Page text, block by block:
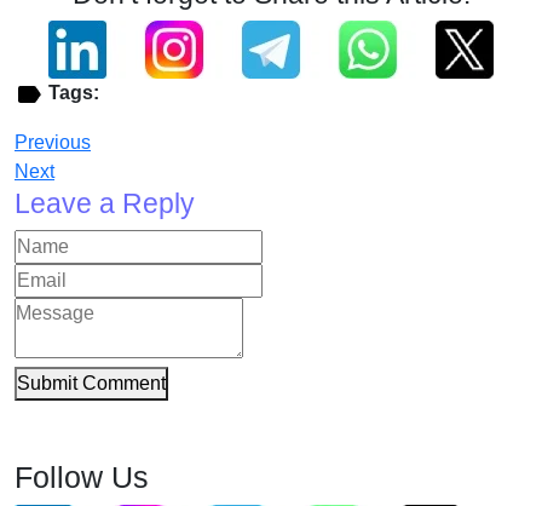
Tags:
Previous
Next
Leave a Reply
Submit Comment
Follow Us